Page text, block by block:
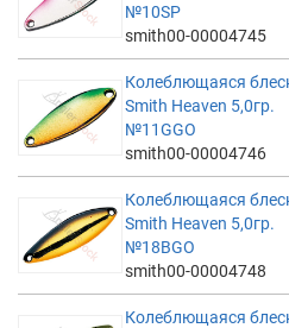
№10SP
smith00-00004745
Колеблющаяся
Smith Heaven 5,0гр.
№11GGO
smith00-00004746
Колеблющаяся
Smith Heaven 5,0гр.
№18BGO
smith00-00004748
Колеблющаяся